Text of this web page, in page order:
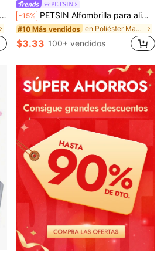
PETSIN
-15% PETSIN Alfombrilla para alimentar mascotas, tapete de silicona para comida de perro/gato, absorbente y de secado rápido
#10 Más vendidos en Poliéster Manteles individuales para mascotas
$3.33 100+ vendidos